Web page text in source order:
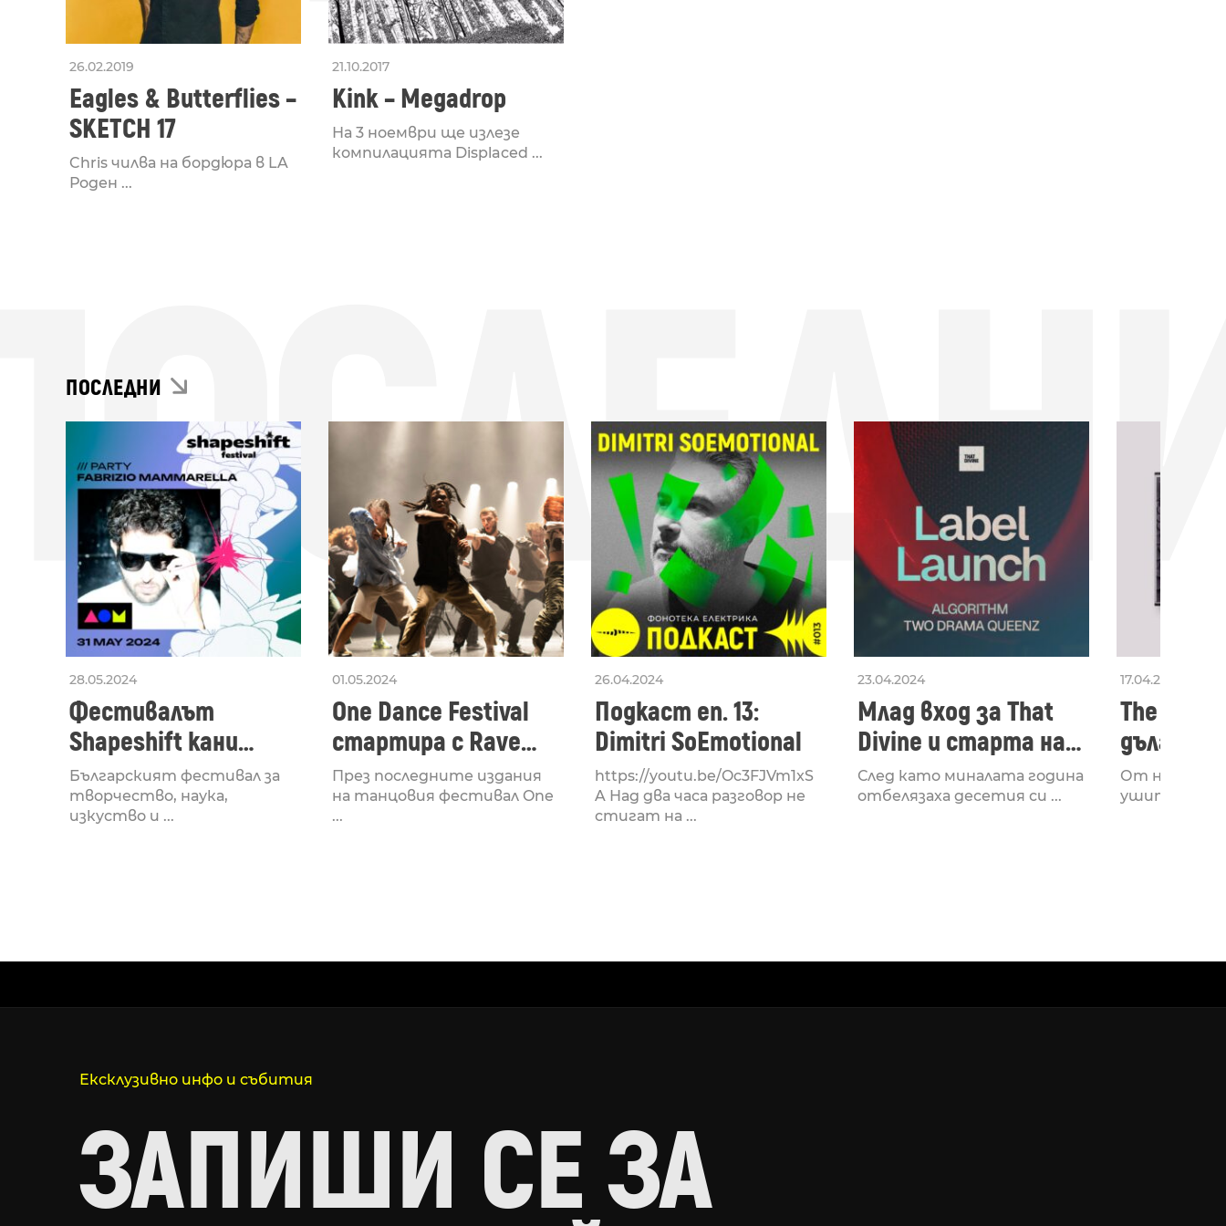
26.02.2019
Eagles & Butterflies –
SKETCH 17
Chris чилва на бордюра в LA
Роден ...
21.10.2017
Kink – Megadrop
На 3 ноември ще излезе
компилацията Displaced ...
ПОСЛЕДНИ
28.05.2024
Фестивалът
Shapeshift кани
Fabrizio Mammarella
за откриването си
Българският фестивал за
творчество, наука,
изкуство и ...
01.05.2024
One Dance Festival
стартира с Rave
Lucid, посветен на
рейв културата
През последните издания
на танцовия фестивал One
...
26.04.2024
Подкаст еп. 13:
Dimitri SoEmotional
https://youtu.be/Oc3FJVm1xS
A Над два часа разговор не
стигат на ...
23.04.2024
Млад вход за That
Divine и старта на
лейбъла им
След като миналата година
отбелязаха десетия си ...
17.04.2024
The
втори
излезе
От няколко
ушите и
Ексклузивно инфо и събития
ЗАПИШИ СЕ ЗА